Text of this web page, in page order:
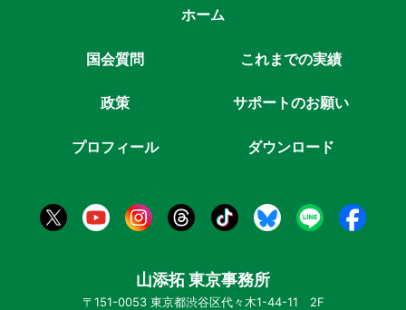
ホーム
国会質問 これまでの実績
政策 サポートのお願い
プロフィール ダウンロード
山添拓 東京事務所
〒151-0053 東京都渋谷区代々木1-44-11 2F